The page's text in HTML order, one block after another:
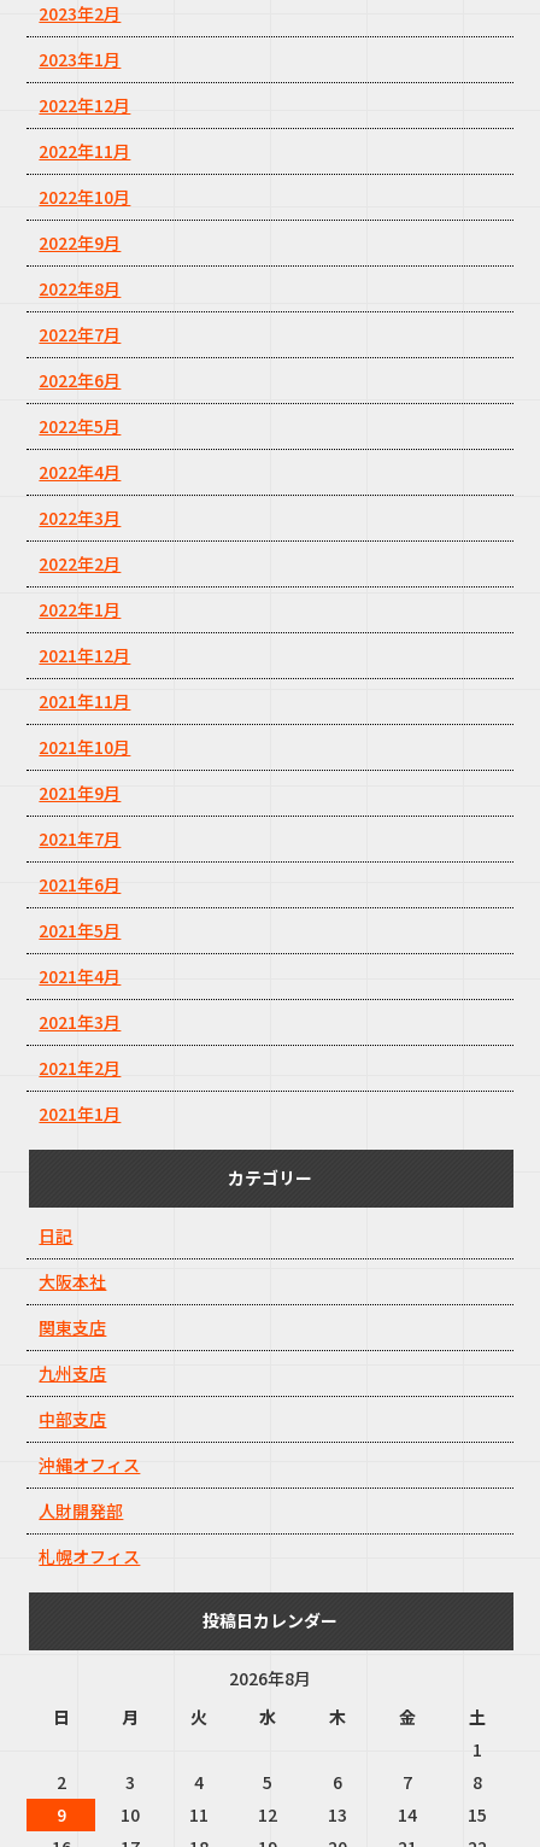
2023年2月
2023年1月
2022年12月
2022年11月
2022年10月
2022年9月
2022年8月
2022年7月
2022年6月
2022年5月
2022年4月
2022年3月
2022年2月
2022年1月
2021年12月
2021年11月
2021年10月
2021年9月
2021年7月
2021年6月
2021年5月
2021年4月
2021年3月
2021年2月
2021年1月
カテゴリー
日記
大阪本社
関東支店
九州支店
中部支店
沖縄オフィス
人財開発部
札幌オフィス
投稿日カレンダー
2026年8月
日
月 火 水 木 金
土
1
2
3 4 5 6 7
8
9
10 11 12 13 14
15